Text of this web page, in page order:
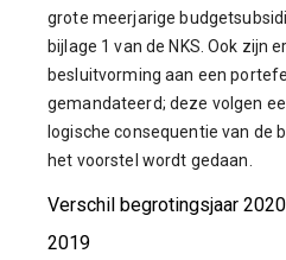
grote meerjarige
bijlage 1 van de NKS. Ook zijn
besluitvorming aan een
gemandateerd; deze volgen
logische consequentie van de
het voorstel wordt gedaan.
Verschil begrotingsjaar
2019